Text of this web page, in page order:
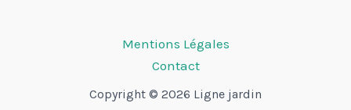
Mentions Légales
Contact
Copyright © 2026 Ligne jardin